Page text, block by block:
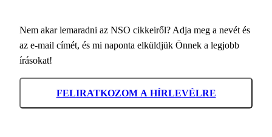
Nem akar lemaradni az NSO cikkeiről? Adja meg a nevét és
az e-mail címét, és mi naponta elküldjük Önnek a legjobb
írásokat!
FELIRATKOZOM A HÍRLEVÉLRE